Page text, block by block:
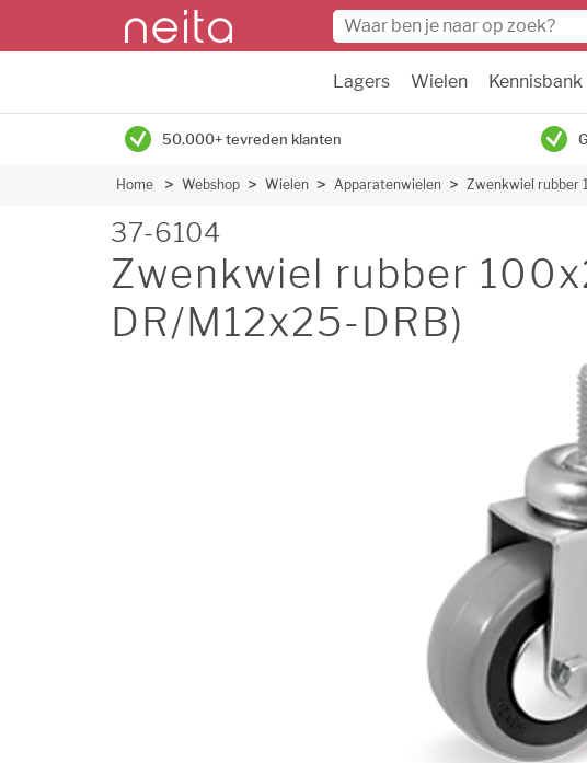
Lagers Wielen Kennisbank
50.000+ tevreden klanten
Home Webshop Wielen Apparatenwielen Zwenkwiel rubber
37-6104
Zwenkwiel rubber
DR/M12x25-DRB)